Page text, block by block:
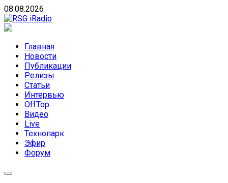
Skip
to
content
08.08.2026
направлений без возрастных ограничений
Главная
Новости
Публикации
Релизы
Статьи
Интервью
OffTop
Видео
Live
Технопарк
Эфир
Форум